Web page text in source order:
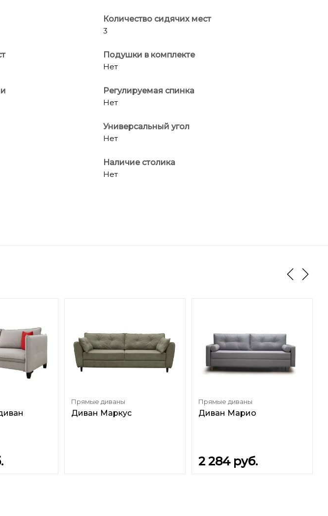
Количество сидячих мест
3
Подушки в комплекте
Нет
Регулируемая спинка
Нет
Универсальный угол
Нет
Наличие столика
Нет
Прямые диваны
Диван Маркус
Прямые диваны
Диван Марио
2 284 руб.